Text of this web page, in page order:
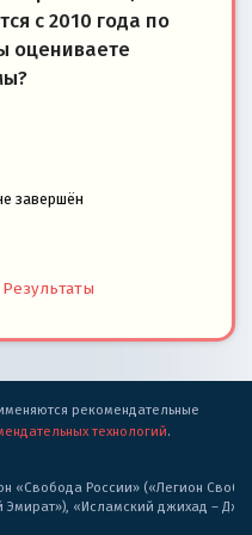
с 2010 года по
оцениваете
завершён
Результаты
рекомендательные
технологий.
«Свобода России» («Легион
Эмират»), «Исламский джихад –